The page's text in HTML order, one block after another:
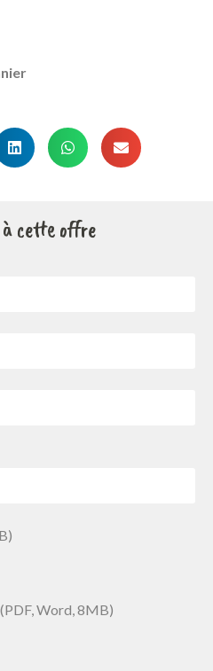
cette offre
Word, 8MB)